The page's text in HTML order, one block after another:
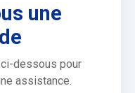
une
dessous pour
assistance.